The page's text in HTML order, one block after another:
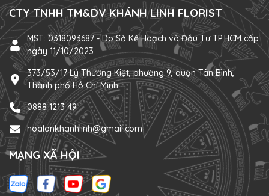
CTY TNHH TM&DV KHÁNH LINH FLORIST
MST: 0318093687 - Do Sở Kế Hoạch và Đầu Tư TP.HCM cấp
ngày 11/10/2023
373/53/17 Lý Thường Kiệt, phường 9, quận Tân Bình,
Thành phố Hồ Chí Minh
0888 1213 49
hoalankhanhlinh@gmail.com
MẠNG XÃ HỘI